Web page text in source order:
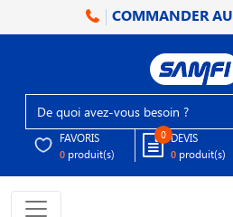
COMMANDER AU
FAVORIS
0 produit(s)
0 DEVIS
0 produit(s)